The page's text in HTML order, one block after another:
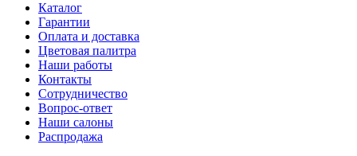
Каталог
Гарантии
Оплата и доставка
Цветовая палитра
Наши работы
Контакты
Сотрудничество
Вопрос-ответ
Наши салоны
Распродажа